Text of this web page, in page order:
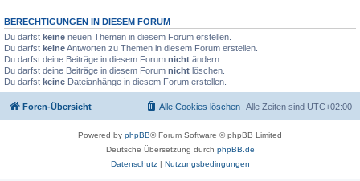
BERECHTIGUNGEN IN DIESEM FORUM
Du darfst keine neuen Themen in diesem Forum erstellen.
Du darfst keineAntworten zu Themen in diesem Forum erstellen.
Du darfst deine Beiträge in diesem Forum nicht ändern.
Du darfst deine Beiträge in diesem Forum nicht löschen.
Du darfst keine Dateianhänge in diesem Forum erstellen.
Foren-Übersicht Alle Zeiten sind UTC+02:00
Alle Cookies löschen
Powered by phpBB® Forum Software © phpBB Limited
Deutsche Übersetzung durch phpBB.de
Datenschutz| Nutzungsbedingungen